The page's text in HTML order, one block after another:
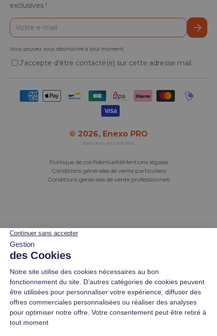
exclusives !
E-mail
Vous pouvez vous désinscrire à tout moment.
J'accepte d'être contacté(e) sur cette adresse mail.
Moyens de paiement acceptés
© 2026, Enexo PRO
DESIGNED BY LOBSTTER
Politique de confidentialitéMentions légales
Conditions générales de vente particuliers
Conditions générales de vente professionnels